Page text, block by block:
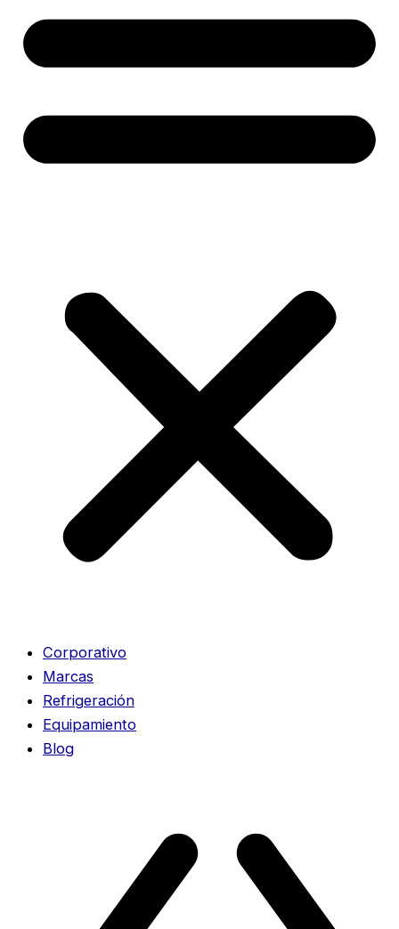
Corporativo
Marcas
Refrigeración
Equipamiento
Blog